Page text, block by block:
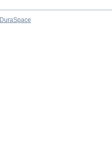
DuraSpace